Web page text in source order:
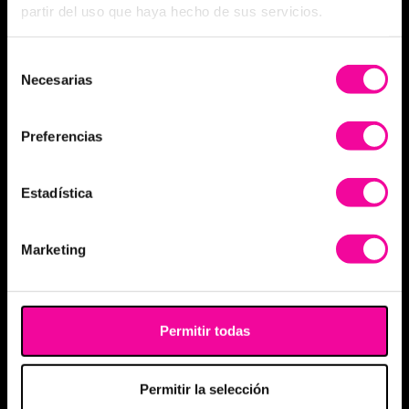
partir del uso que haya hecho de sus servicios.
Necesarias
Preferencias
Estadística
Marketing
Permitir todas
Permitir la selección